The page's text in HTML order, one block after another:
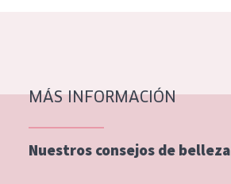
Piel expuesta al sol
Piel menopáusica
MÁS INFORMACIÓN
Nuestros consejos de belleza